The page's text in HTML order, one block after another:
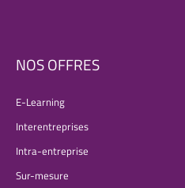
NOS OFFRES
E-Learning
Interentreprises
Intra-entreprise
Sur-mesure